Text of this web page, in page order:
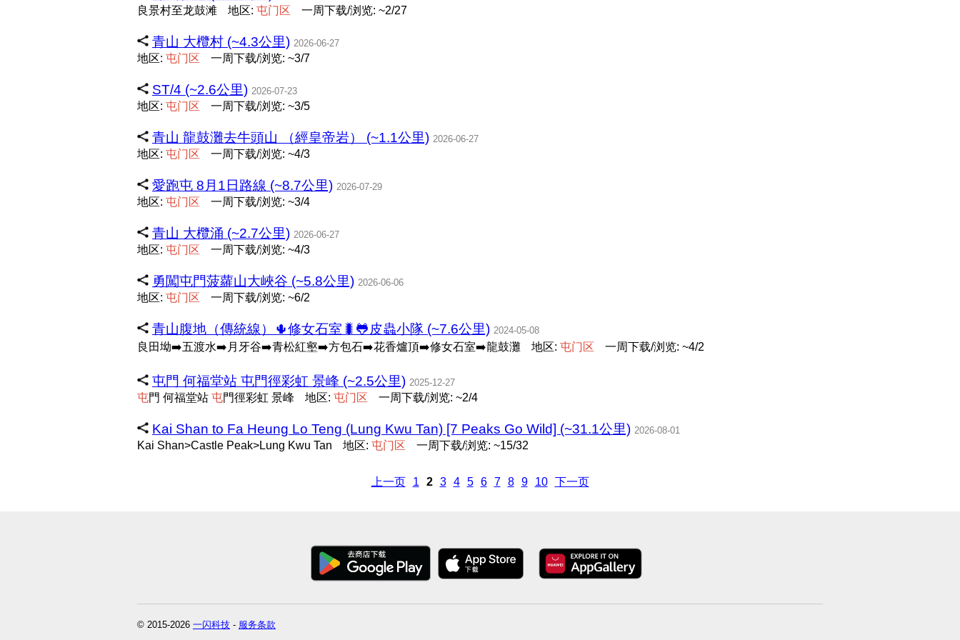
良景村至龙鼓滩 地区: 屯门 区 一周下载/浏览: ~2/27
青山 大欖村 (~4.3公里) 2026-06-27
地区: 屯门 区 一周下载/浏览: ~3/7
ST/4 (~2.6公里) 2026-07-23
地区: 屯门 区 一周下载/浏览: ~3/5
青山 龍鼓灘去牛頭山 （經皇帝岩） (~1.1公里) 2026-06-27
地区: 屯门 区 一周下载/浏览: ~4/3
愛跑屯 8月1日路線 (~8.7公里) 2026-07-29
地区: 屯门 区 一周下载/浏览: ~3/4
青山 大欖涌 (~2.7公里) 2026-06-27
地区: 屯门 区 一周下载/浏览: ~4/3
勇闖屯門菠蘿山大峽谷 (~5.8公里) 2026-06-06
地区: 屯门 区 一周下载/浏览: ~6/2
青山腹地（傳統線）🌵修女石室🐛🐸皮蟲小隊 (~7.6公里) 2024-05-08
良田坳➡️五渡水➡️月牙谷➡️青松紅壑➡️方包石➡️花香爐頂➡️修女石室➡️龍鼓灘 地区: 屯门 区 一周下载/浏览: ~4/2
屯門 何福堂站 屯門徑彩虹 景峰 (~2.5公里) 2025-12-27
屯門 何福堂站 屯門徑彩虹 景峰 地区: 屯门 区 一周下载/浏览: ~2/4
Kai Shan to Fa Heung Lo Teng (Lung Kwu Tan) [7 Peaks Go Wild] (~31.1公里) 2026-08-01
Kai Shan>Castle Peak>Lung Kwu Tan 地区: 屯门 区 一周下载/浏览: ~15/32
上一页 1 2 3 4 5 6 7 8 9 10 下一页
© 2015-2026 一闪科技 - 服务条款